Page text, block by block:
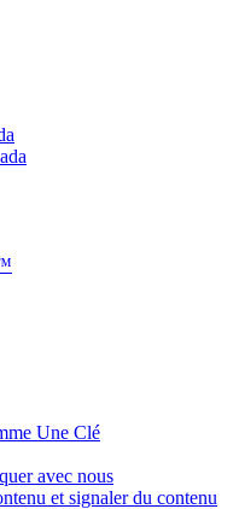
Une Clé
avec nous
et signaler du contenu